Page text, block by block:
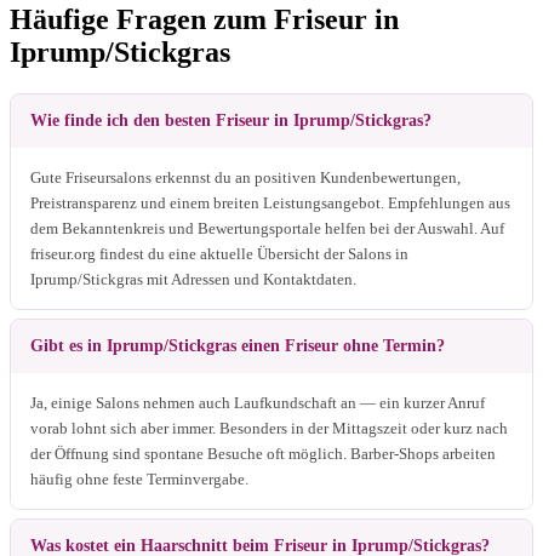
Häufige Fragen zum Friseur in
Iprump/Stickgras
Wie finde ich den besten Friseur in Iprump/Stickgras?
Gute Friseursalons erkennst du an positiven Kundenbewertungen,
Preistransparenz und einem breiten Leistungsangebot. Empfehlungen aus
dem Bekanntenkreis und Bewertungsportale helfen bei der Auswahl. Auf
friseur.org findest du eine aktuelle Übersicht der Salons in
Iprump/Stickgras mit Adressen und Kontaktdaten.
Gibt es in Iprump/Stickgras einen Friseur ohne Termin?
Ja, einige Salons nehmen auch Laufkundschaft an — ein kurzer Anruf
vorab lohnt sich aber immer. Besonders in der Mittagszeit oder kurz nach
der Öffnung sind spontane Besuche oft möglich. Barber-Shops arbeiten
häufig ohne feste Terminvergabe.
Was kostet ein Haarschnitt beim Friseur in Iprump/Stickgras?